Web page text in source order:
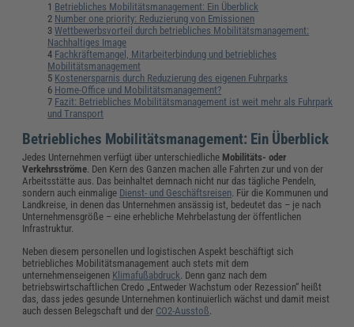
Betriebliches Mobilitätsmanagement: Ein Überblick
Number one priority: Reduzierung von Emissionen
Wettbewerbsvorteil durch betriebliches Mobilitätsmanagement:
Nachhaltiges Image
Fachkräftemangel, Mitarbeiterbindung und betriebliches
Mobilitätsmanagement
Kostenersparnis durch Reduzierung des eigenen Fuhrparks
Home-Office und Mobilitätsmanagement?
Fazit: Betriebliches Mobilitätsmanagement ist weit mehr als Fuhrpark
und Transport
Betriebliches Mobilitätsmanagement: Ein Überblick
Jedes Unternehmen verfügt über unterschiedliche Mobilitäts- oder
Verkehrsströme. Den Kern des Ganzen machen alle Fahrten zur und von der
Arbeitsstätte aus. Das beinhaltet demnach nicht nur das tägliche Pendeln,
sondern auch einmalige Dienst- und Geschäftsreisen. Für die Kommunen und
Landkreise, in denen das Unternehmen ansässig ist, bedeutet das – je nach
Unternehmensgröße – eine erhebliche Mehrbelastung der öffentlichen
Infrastruktur.
Neben diesem personellen und logistischen Aspekt beschäftigt sich
betriebliches Mobilitätsmanagement auch stets mit dem
unternehmenseigenen Klimafußabdruck. Denn ganz nach dem
betriebswirtschaftlichen Credo „Entweder Wachstum oder Rezession“ heißt
das, dass jedes gesunde Unternehmen kontinuierlich wächst und damit meist
auch dessen Belegschaft und der CO2-Ausstoß.